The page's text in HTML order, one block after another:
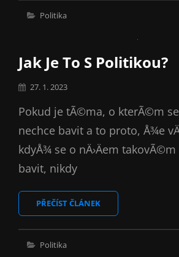
Cat
Politika
Jak Je To S Politikou?
Posted
27. 1. 2023
Pokud je tÃ©ma, o kterÃ©m
nechce bavit a to proto, Å¾e
kdyÅ¾ se o nÄ›Äem
bavit, nikdy
PŘEČÍST ČLÁNEKJAK
JE
Cat
Politika